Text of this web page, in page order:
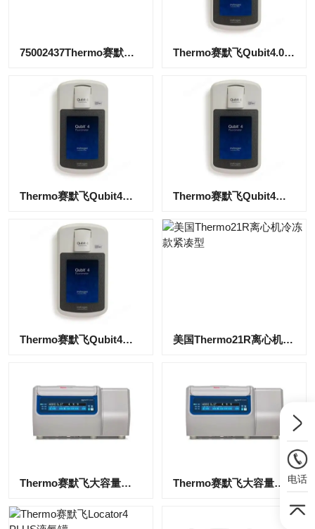
75002437Thermo赛默飞Micro21离心机 Thermo赛默飞Qubit4.0荧光分光光度计
​Thermo赛默飞Qubit4荧光检测仪现货 Thermo赛默飞Qubit4定量荧光计
Thermo赛默飞Qubit4荧光定量检测仪 美国Thermo21R离心机冷冻款紧凑型
Thermo赛默飞大容量高速离心机ST1R/ST4R Thermo赛默飞大容量冷冻离心机ST1R/ST4R 电话